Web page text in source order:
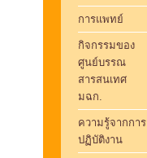
การแพทย์
กิจกรรมของ
ศูนย์บรรณ
สารสนเทศ
มฉก.
ความรู้จากการ
ปฏิบัติงาน